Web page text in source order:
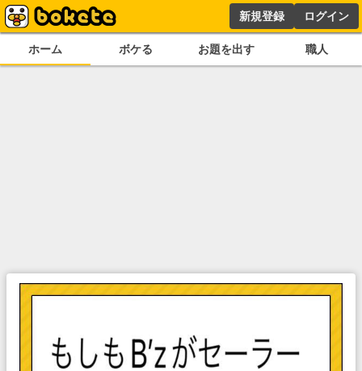
新規登録 ログイン
ホーム ボケる お題を出す 職人